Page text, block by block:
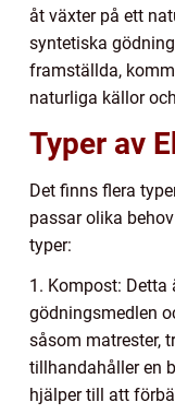
åt växter på ett
syntetiska
framställda,
naturliga källor
Typer av
Det finns flera
passar olika
typer:
1. Kompost: Detta
gödningsmedlen
såsom matrester,
tillhandahåller en
hjälper till att